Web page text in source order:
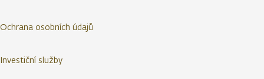
Ochrana osobních údajů
Investiční služby